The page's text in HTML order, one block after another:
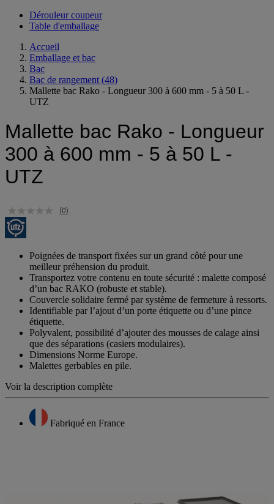
Dérouleur coupeur
Table d'emballage
Accueil
Emballage et bac
Bac
Bac de rangement (48)
Mallette bac Rako - Longueur 300 à 600 mm - 5 à 50 L -
UTZ
Mallette bac Rako - Longueur
300 à 600 mm - 5 à 50 L -
UTZ
(0)
Poignées de transport fixées sur un grand côté pour une
meilleur préhension du produit.
Transportez votre contenu en toute sécurité : malette composé
d’un bac RAKO (robuste et stable).
Couvercle solidaire fermé par système de fermeture à ressorts.
Identifiable par l’ajout d’un porte étiquette ou d’une pince
étiquette.
Polyvalent, possibilité d’ajouter des mousses de calage ainsi
que des séparations (casiers modulaires).
Dimensions Norme Europe.
Malettes gerbables en pile.
Voir la description complète
Fabriqué en France